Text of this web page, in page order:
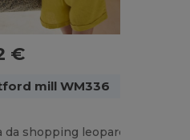
€
mill WM336